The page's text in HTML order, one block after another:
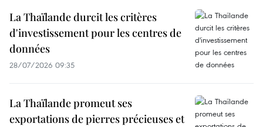
La Thaïlande durcit les critères
d'investissement pour les centres de
données
28/07/2026 09:35
La Thaïlande promeut ses
exportations de pierres précieuses et